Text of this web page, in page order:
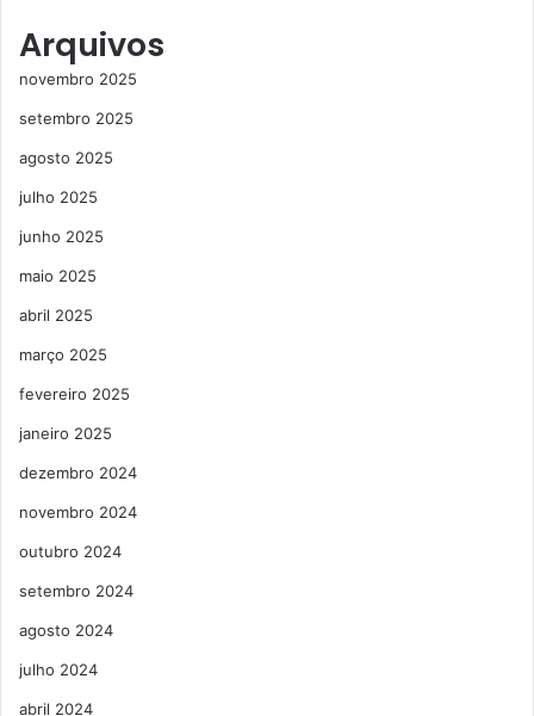
Arquivos
novembro 2025
setembro 2025
agosto 2025
julho 2025
junho 2025
maio 2025
abril 2025
março 2025
fevereiro 2025
janeiro 2025
dezembro 2024
novembro 2024
outubro 2024
setembro 2024
agosto 2024
julho 2024
abril 2024